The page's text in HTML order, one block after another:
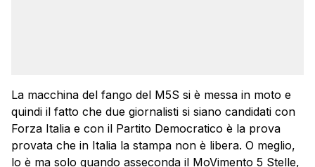
La macchina del fango del M5S si è messa in moto e
quindi il fatto che due giornalisti si siano candidati con
Forza Italia e con il Partito Democratico è la prova
provata che in Italia la stampa non è libera. O meglio,
lo è ma solo quando asseconda il MoVimento 5 Stelle,